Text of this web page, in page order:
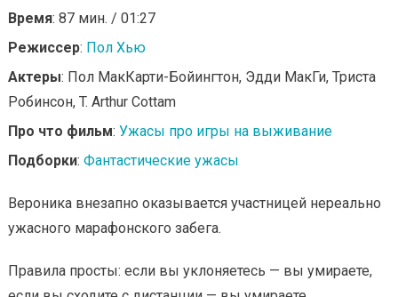
Время: 87 мин. / 01:27
Режиссер: Пол Хью
Актеры: Пол МакКарти-Бойингтон, Эдди МакГи, Триста
Робинсон, T. Arthur Cottam
Про что фильм: Ужасы про игры на выживание
Подборки: Фантастические ужасы
Вероника внезапно оказывается участницей нереально
ужасного марафонского забега.
Правила просты: если вы уклоняетесь — вы умираете,